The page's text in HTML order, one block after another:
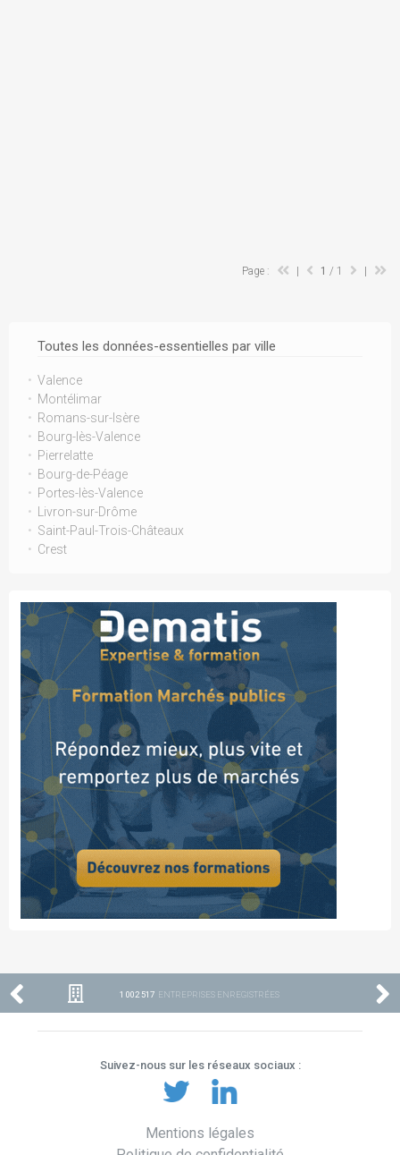
Toutes les données-essentielles par ville
Valence
Montélimar
Romans-sur-Isère
Bourg-lès-Valence
Pierrelatte
Bourg-de-Péage
Portes-lès-Valence
Livron-sur-Drôme
Saint-Paul-Trois-Châteaux
Crest
Page : 1 / 1
1 002 517 ENTREPRISES ENREGISTRÉES
Suivez-nous sur les réseaux sociaux :
Mentions légales